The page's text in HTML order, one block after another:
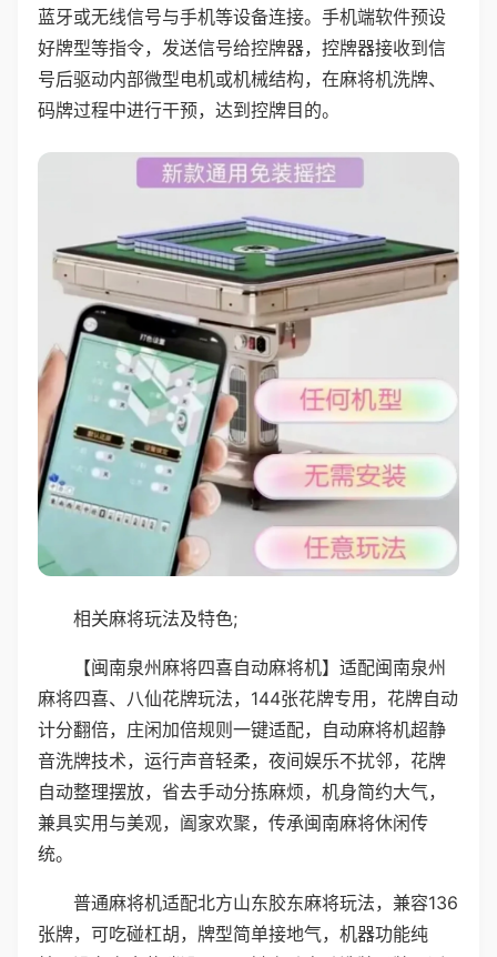
蓝牙或无线信号与手机等设备连接。手机端软件预设
好牌型等指令，发送信号给控牌器，控牌器接收到信
号后驱动内部微型电机或机械结构，在麻将机洗牌、
码牌过程中进行干预，达到控牌目的。
相关麻将玩法及特色;
【闽南泉州麻将四喜自动麻将机】适配闽南泉州
麻将四喜、八仙花牌玩法，144张花牌专用，花牌自动
计分翻倍，庄闲加倍规则一键适配，自动麻将机超静
音洗牌技术，运行声音轻柔，夜间娱乐不扰邻，花牌
自动整理摆放，省去手动分拣麻烦，机身简约大气，
兼具实用与美观，阖家欢聚，传承闽南麻将休闲传
统。
普通麻将机适配北方山东胶东麻将玩法，兼容136
张牌，可吃碰杠胡，牌型简单接地气，机器功能纯